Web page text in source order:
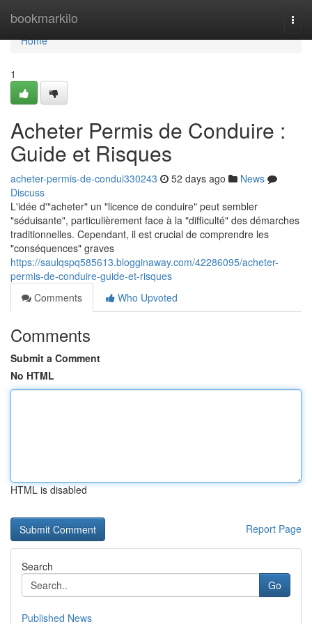
bookmarkilo
Home
Home
1
Acheter Permis de Conduire :
Guide et Risques
acheter-permis-de-condui330243 52 days ago
News
Discuss
L'idée d'"acheter" un "licence de conduire" peut sembler
"séduisante", particulièrement face à la "difficulté" des démarches
traditionnelles. Cependant, il est crucial de comprendre les
"conséquences" graves
https://saulqspq585613.blogginaway.com/42286095/acheter-
permis-de-conduire-guide-et-risques
Comments
Who Upvoted
Comments
Submit a Comment
No HTML
HTML is disabled
Report Page
Search
Go
Published News